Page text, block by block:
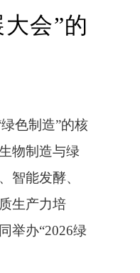
会”的
色制造”的核
物制造与绿
智能发酵、
生产力培
举办“2026绿